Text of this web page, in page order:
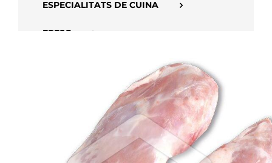
ESPECIALITATS DE CUINA
FRESC